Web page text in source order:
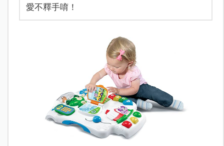
愛不釋手唷！